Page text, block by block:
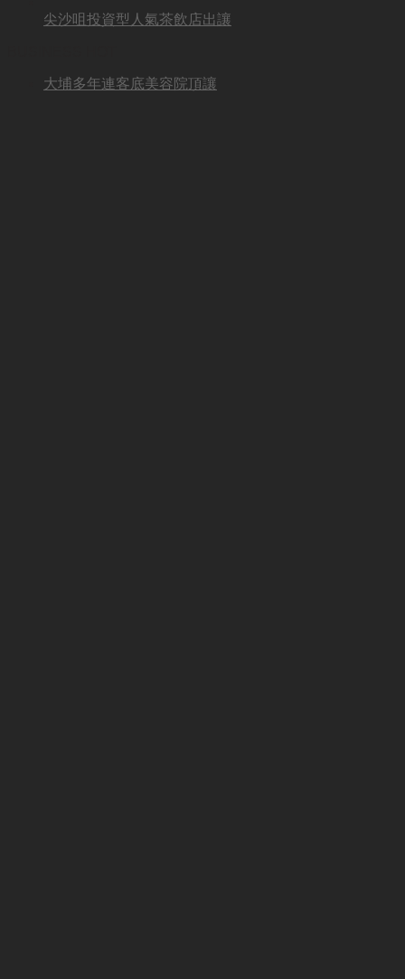
尖沙咀投資型人氣茶飲店出讓
大埔多年連客底美容院頂讓